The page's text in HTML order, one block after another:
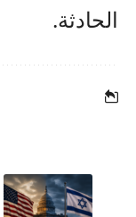
الحادثة.